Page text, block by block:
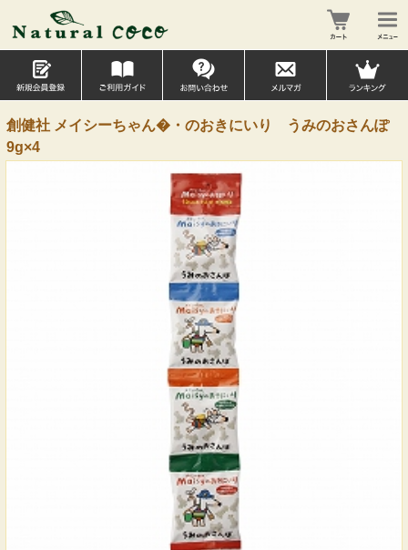
創健社 メイシーちゃん�・のおきにいり うみのおさんぽ
9g×4